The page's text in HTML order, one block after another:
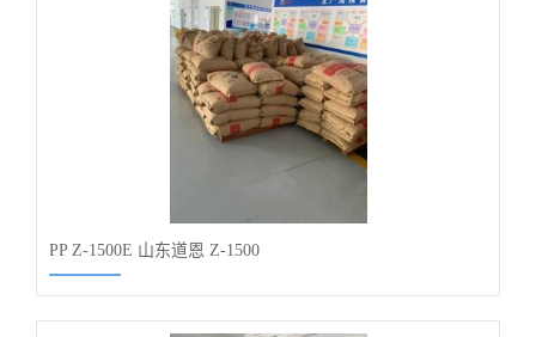
PP Z-1500E 山东道恩 Z-1500